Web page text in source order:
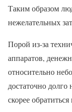
Таким образом
нежелательных
Порой из-за
аппаратов,
относительно
достаточно
скорее